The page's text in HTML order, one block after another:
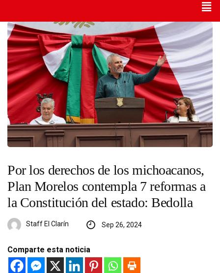
Por los derechos de los michoacanos,
Plan Morelos contempla 7 reformas a
la Constitución del estado: Bedolla
Staff El Clarín Sep 26, 2024
Comparte esta noticia